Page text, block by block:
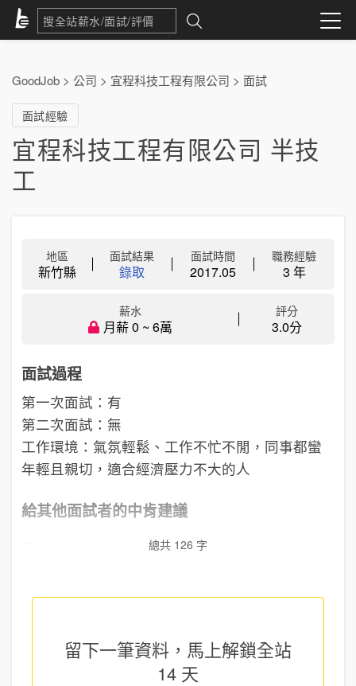
GoodJob > 公司 > 宜程科技工程有限公司 > 面試
面試經驗
宜程科技工程有限公司 半技
工
地區
新竹縣
面試結果
錄取
面試時間
2017.05
職務經驗
3 年
薪水
月薪 0 ~ 6萬
評分
3.0分
面試過程
第一次面試：有
第二次面試：無
工作環境：氣氛輕鬆、工作不忙不閒，同事都蠻
年輕且親切，適合經濟壓力不大的人
給其他面試者的中肯建議
總共 126 字
留下一筆資料，馬上解鎖全站
14 天